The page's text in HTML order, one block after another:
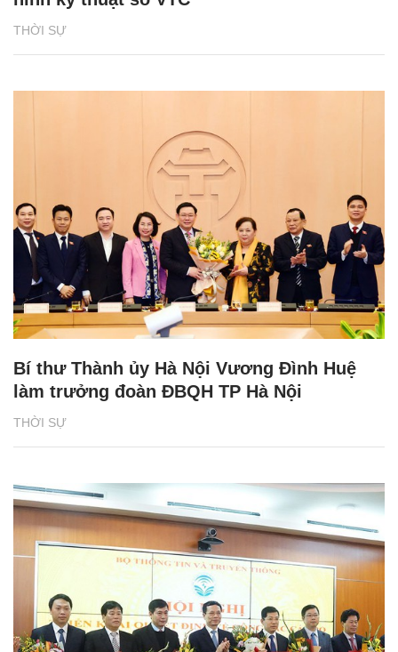
THỜI SỰ
THỜI SỰ
Bí thư Thành ủy Hà Nội Vương Đình Huệ
làm trưởng đoàn ĐBQH TP Hà Nội